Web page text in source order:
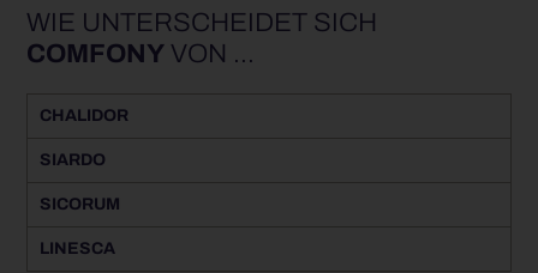
WIE UNTERSCHEIDET SICH
COMFONY VON ...
CHALIDOR
SIARDO
SICORUM
LINESCA